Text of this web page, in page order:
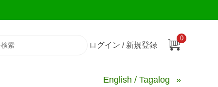
ログイン / 新規登録
0
English / Tagalog